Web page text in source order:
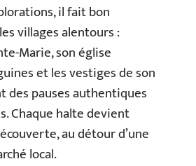
il fait bon
villages alentours :
Marie, son église
et les vestiges de son
des pauses authentiques
Chaque halte devient
au détour d’une
local.